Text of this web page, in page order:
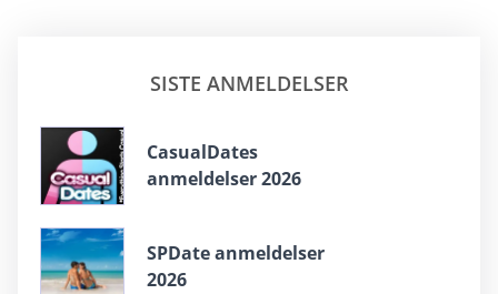
SISTE ANMELDELSER
СasualDates
anmeldelser 2026
SPDate anmeldelser
2026